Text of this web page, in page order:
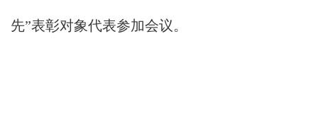
先”表彰对象代表参加会议。